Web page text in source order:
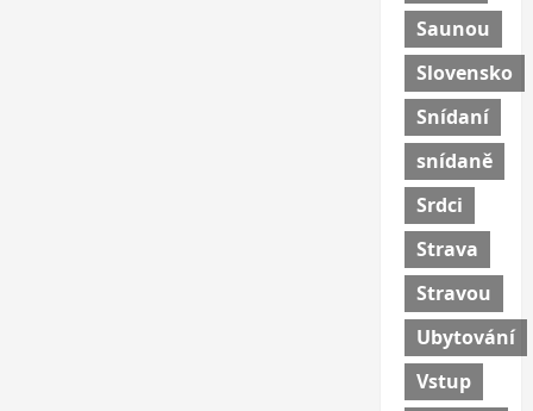
Saunou
Slovensko
Snídaní
snídaně
Srdci
Strava
Stravou
Ubytování
Vstup